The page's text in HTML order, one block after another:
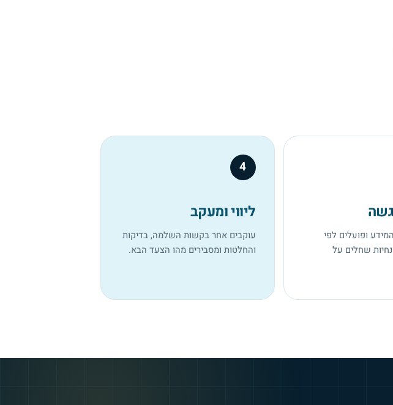
ופועלים לפי
שחלים על
4
ליווי ומעקב
עוקבים אחר בקשות השלמה, בדיקות
והחלטות ומסבירים מהו הצעד הבא.